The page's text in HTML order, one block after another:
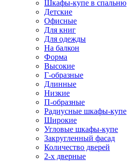
Шкафы-купе в спальню
Детские
Офисные
Для книг
Для одежды
На балкон
Форма
Высокие
Г-образные
Длинные
Низкие
П-образные
Радиусные шкафы-купе
Широкие
Угловые шкафы-купе
Закругленный фасад
Количество дверей
2-х дверные